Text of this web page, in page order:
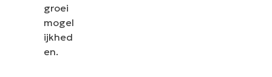
groei
mogel
ijkhed
en.